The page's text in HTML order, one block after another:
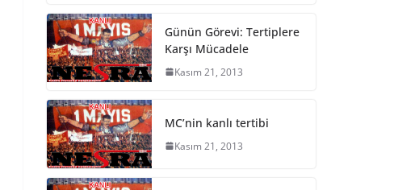
Günün Görevi: Tertiplere
Karşı Mücadele
Kasım 21, 2013
MC’nin kanlı tertibi
Kasım 21, 2013